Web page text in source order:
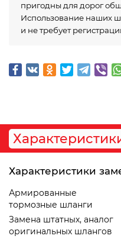
пригодны для дорог
Использование наших
и не требует
Характеристики
Армированные
тормозные шланги
Замена штатных, аналог
оригинальных шлангов